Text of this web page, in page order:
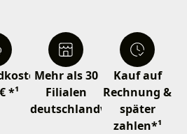
*¹
Mehr als 30
Filialen
deutschlandweit
Kauf auf
Rechnung &
später
zahlen*¹